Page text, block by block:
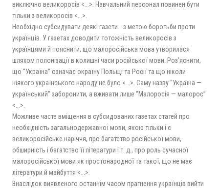
виключно великоросів <...>. Навчальний персонал повинен бути
тільки з великоросів <...>.
Необхідно субсидувати деякі газети… з метою боротьби проти
українців. У газетах доводити тотожність великоросів з
українцями й пояснити, що малоросійська мова утворилася
шляхом полонізації в колишні часи російської мови. Роз’яснити,
що “Україна” означає окраїну Польщі та Росії та що ніколи
ніякого українського народу не було <...>. Саму назву “Україна —
український” заборонити, а вживати лише “Малоросія — малорос”
<...>.
Можливе часте вміщення в субсидованих газетах статей про
необхідність загальнодержавної мови, якою тільки і є
великоросійське наріччя, про багатство російської мови,
обширність і багатство її літератури і т. д., про роль сучасної
малоросійської мови як простонародної та такої, що не має
літератури й майбуття <...>.
Внаслідок виявленого останнім часом прагнення українців вийти